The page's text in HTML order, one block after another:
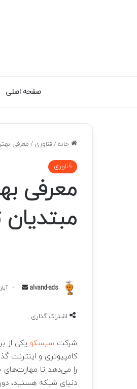
صفحه اصلی
خانه/فناوری / معرفی
فناوری
معرفی
مبتدیان
alvand-ads
ارسال آبان 12,
اشتراک گذاری
شرکت سیسکو یکی از
کامپیوتری و اینترنت
را می‌دهد تا مهارت‌های
دنیای شبکه هستید،